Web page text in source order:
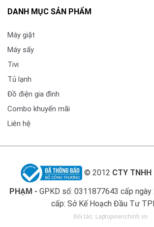
360 Surround Upscaling – âm thanh
Giúp nâng cấp âm thanh thông thường
vòm đa chiều, mang lại trải nghiệm nghe
360 Surround Upscaling – âm
REGZA AI Sound – tối ưu âm thanh
DANH MỤC SẢN PHẨM
Máy giặt
Máy sấy
Tivi
Tủ lạnh
Đồ điện gia đình
Combo khuyến mãi
Liên hệ
© 2012 CTY
PHẠM - GPKD số: 0311877643 cấp
cấp: Sở Kế Hoạch Đầu Tư
Đối tác: Laptopvienchinh.vn